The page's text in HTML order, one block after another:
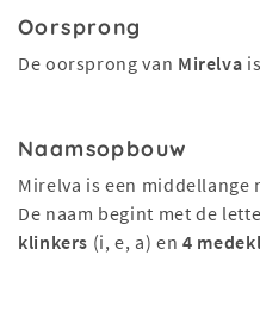
Oorsprong
De oorsprong van Mirelva
Naamsopbouw
Mirelva is een
De naam begint met de
klinkers (i, e, a) en4